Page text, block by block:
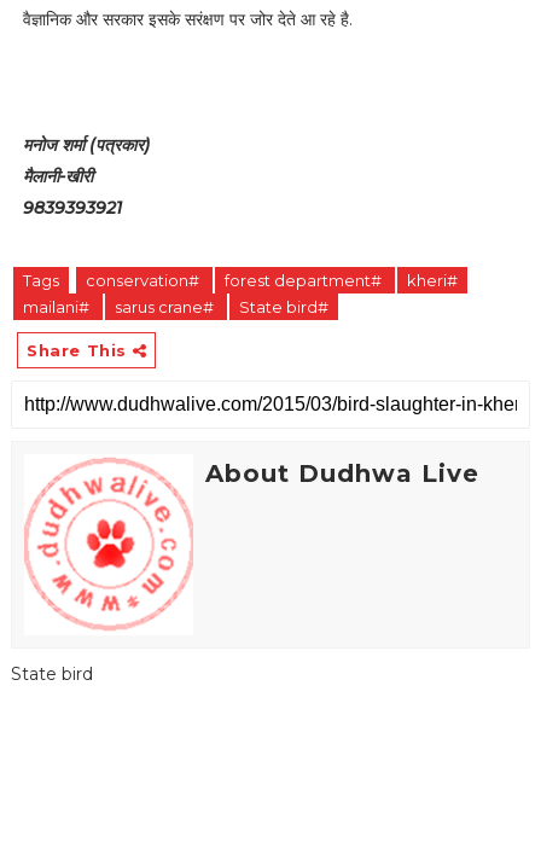
वैज्ञानिक और सरकार इसके सरंक्षण पर जोर देते आ रहे है.
मनोज शर्मा (पत्रकार)
मैलानी-खीरी
9839393921
Tags conservation# forest department#
kheri#
mailani#
sarus crane# State bird#
Share This
About Dudhwa Live
State bird